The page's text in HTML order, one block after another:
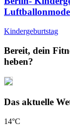
Kindergeburtstag
Bereit, dein
heben?
Das aktuelle
14°C